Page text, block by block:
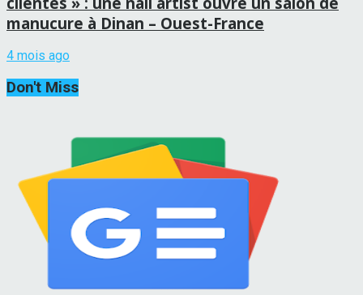
manucure à Dinan – Ouest-France
4 mois ago
Don't Miss